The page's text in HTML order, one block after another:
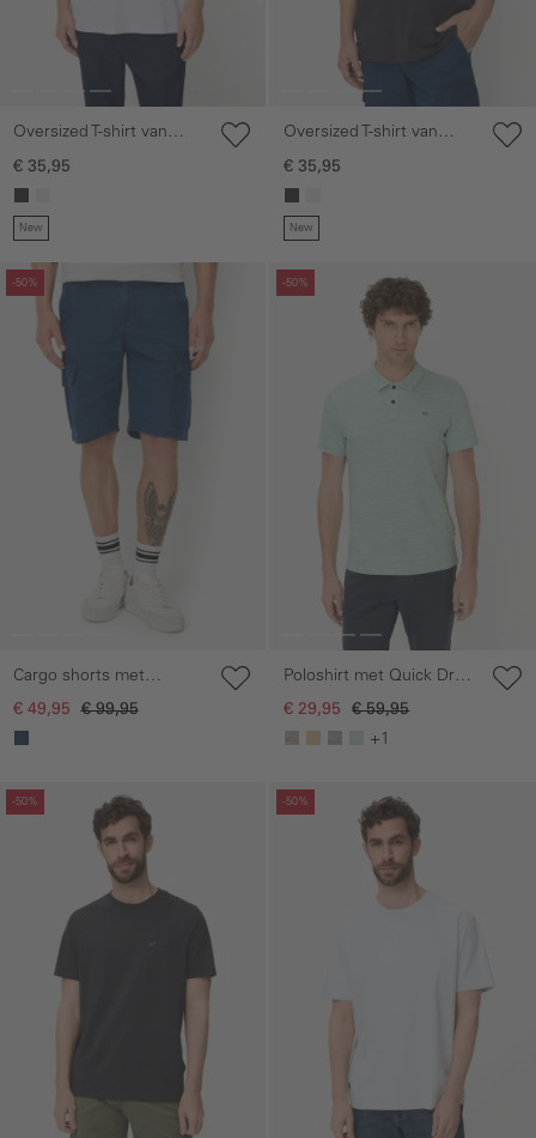
Oversized T-shirt van
organic cotton
€ 35,95
New
Oversized T-shirt van
organic cotton
€ 35,95
New
-50%
overslaan
Cargo shorts met
ritssluiting
€ 49,95 € 99,95
-50%
Galerie overslaan
Poloshirt met Quick Dry
functie
€ 29,95
€ 59,95
+1
-50%
overslaan
-50%
Galerie overslaan